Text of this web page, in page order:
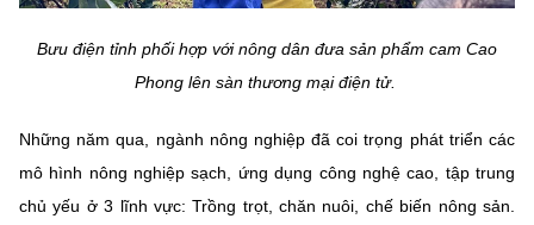
Chọn ngôn ngữ
Vietnamese English
BỘ KHOA HỌC VÀ CÔNG NGHỆ
MINISTRY OF SCIENCE AND TECHNOLOGY
Bưu điện tỉnh phối hợp với nông dân đưa sản phẩm cam Cao
Phong lên sàn thương mại điện tử.
Những năm qua, ngành nông nghiệp đã coi trọng phát triển các
mô hình nông nghiệp sạch, ứng dụng công nghệ cao, tập trung
chủ yếu ở 3 lĩnh vực: Trồng trọt, chăn nuôi, chế biến nông sản.